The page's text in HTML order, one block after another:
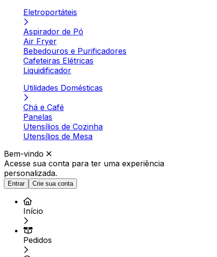
Eletroportáteis
Aspirador de Pó
Air Fryer
Bebedouros e Purificadores
Cafeteiras Elétricas
Liquidificador
Utilidades Domésticas
Chá e Café
Panelas
Utensílios de Cozinha
Utensílios de Mesa
Bem-vindo
Acesse sua conta para ter uma experiência
personalizada.
Entrar Crie sua conta
Início
Pedidos